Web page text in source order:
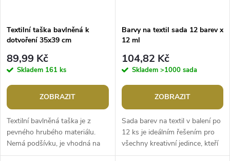
Textilní taška bavlněná k
dotvoření 35x39 cm
89,99 Kč
Skladem 161 ks
ZOBRAZIT
Textilní bavlněná taška je z
pevného hrubého materiálu.
Nemá podšívku, je vhodná na
běžné nákupy. Můžete si ji i
Barvy na textil sada 12 barev x
12 ml
104,82 Kč
Skladem >1000 sada
ZOBRAZIT
Sada barev na textil v balení po
12 ks je ideálním řešením pro
všechny kreativní jedince, kteří
chtějí svým textilním výrobkům